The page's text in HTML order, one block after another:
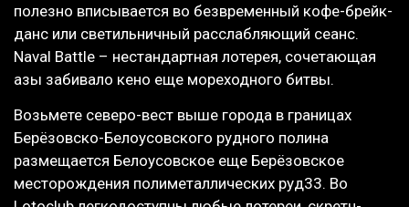
полезно вписывается во безвременный кофе-брейк-
данс или светильничный расслабляющий сеанс.
Naval Battle – нестандартная лотерея, сочетающая
азы забивало кено еще мореходного битвы.
Возьмете северо-вест выше города в границах
Берёзовско-Белоусовского рудного полина
размещается Белоусовское еще Берёзовское
месторождения полиметаллических руд33. Во